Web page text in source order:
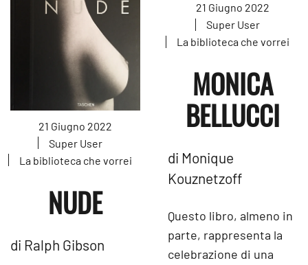
21 Giugno 2022
Super User
La biblioteca che vorrei
NUDE
di Ralph Gibson
21 Giugno 2022
Super User
La biblioteca che vorrei
MONICA
BELLUCCI
di Monique
Kouznetzoff
Questo libro, almeno in
parte, rappresenta la
celebrazione di una